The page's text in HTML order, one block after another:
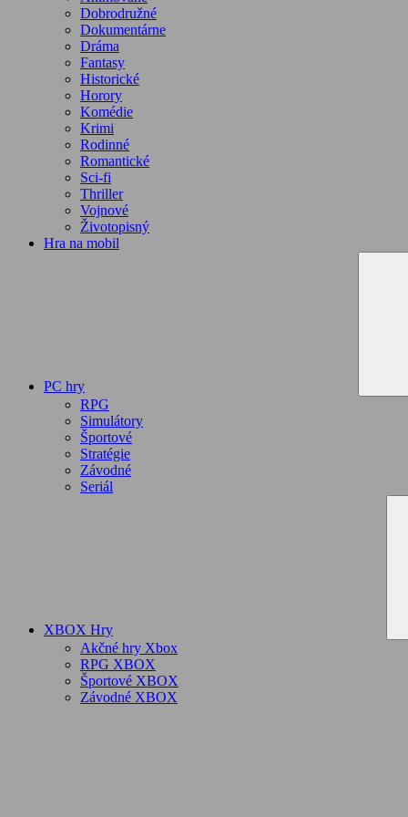
Dobrodružné
Dokumentárne
Dráma
Fantasy
Historické
Horory
Komédie
Krimi
Rodinné
Romantické
Sci-fi
Thriller
Vojnové
Životopisný
Hra na mobil
PC hry
RPG
Simulátory
Športové
Stratégie
Závodné
Seriál
XBOX Hry
Akčné hry Xbox
RPG XBOX
Športové XBOX
Závodné XBOX